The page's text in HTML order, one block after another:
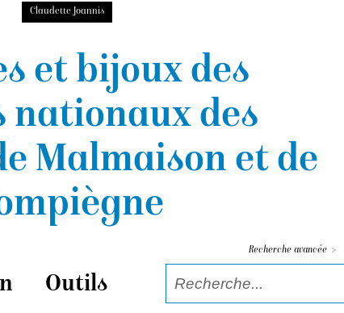
Claudette Joannis
et bijoux des
nationauxdes
Malmaison et de
Outils
Recherche avancée >